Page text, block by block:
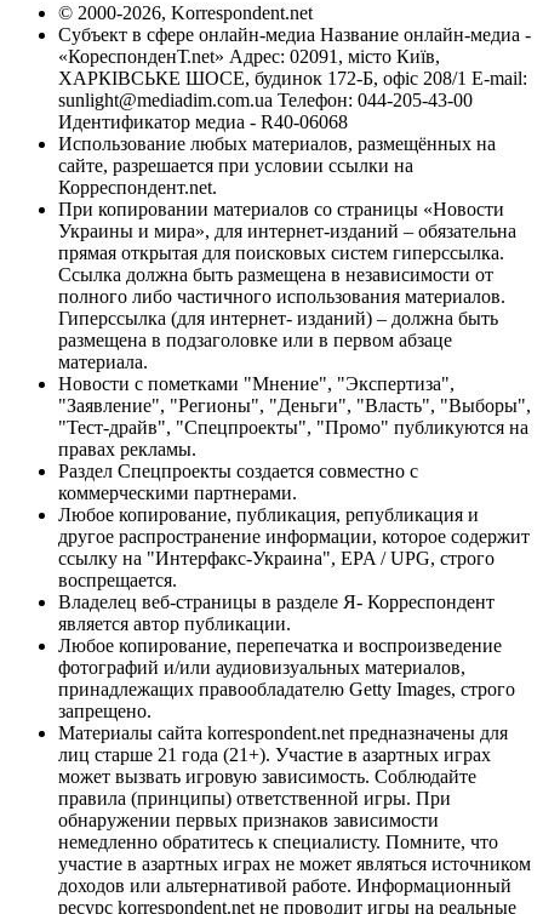
© 2000-2026, Korrespondent.net
Субъект в сфере онлайн-медиа Название онлайн-медиа -
«КореспонденТ.net» Адрес: 02091, місто Київ,
ХАРКІВСЬКЕ ШОСЕ, будинок 172-Б, офіс 208/1 E-mail:
sunlight@mediadim.com.ua Телефон: 044-205-43-00
Идентификатор медиа - R40-06068
Использование любых материалов, размещённых на
сайте, разрешается при условии ссылки на
Корреспондент.net.
При копировании материалов со страницы «Новости
Украины и мира», для интернет-изданий – обязательна
прямая открытая для поисковых систем гиперссылка.
Ссылка должна быть размещена в независимости от
полного либо частичного использования материалов.
Гиперссылка (для интернет- изданий) – должна быть
размещена в подзаголовке или в первом абзаце
материала.
Новости с пометками "Мнение", "Экспертиза",
"Заявление", "Регионы", "Деньги", "Власть", "Выборы",
"Тест-драйв", "Спецпроекты", "Промо" публикуются на
правах рекламы.
Раздел Спецпроекты создается совместно с
коммерческими партнерами.
Любое копирование, публикация, републикация и
другое распространение информации, которое содержит
ссылку на "Интерфакс-Украина", EPA / UPG, строго
воспрещается.
Владелец веб-страницы в разделе Я- Корреспондент
является автор публикации.
Любое копирование, перепечатка и воспроизведение
фотографий и/или аудиовизуальных материалов,
принадлежащих правообладателю Getty Images, строго
запрещено.
Материалы сайта korrespondent.net предназначены для
лиц старше 21 года (21+). Участие в азартных играх
может вызвать игровую зависимость. Соблюдайте
правила (принципы) ответственной игры. При
обнаружении первых признаков зависимости
немедленно обратитесь к специалисту. Помните, что
участие в азартных играх не может являться источником
доходов или альтернативой работе. Информационный
ресурс korrespondent.net не проводит игры на реальные